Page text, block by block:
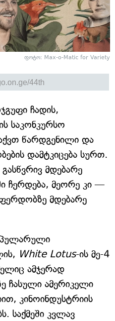
ფოტო: Max-o-Matic for Variety
ჩადის,
საკონკურსო
წარდგენილი და
დამტკიცება სურთ.
მდებარე
ჩერდება, მეორე კი —
მდებარე
White Lotus-ის მე-4
ამჯერად
ჩასული ამერიკელი
კინოინდუსტრიის
საქმეში კვლავ